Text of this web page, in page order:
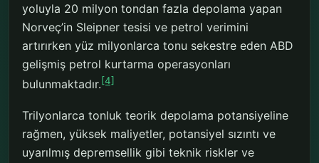
yoluyla 20 milyon tondan fazla depolama yapan
Norveç’in Sleipner tesisi ve petrol verimini
artırırken yüz milyonlarca tonu sekestre eden ABD
gelişmiş petrol kurtarma operasyonları
bulunmaktadır.[4]
Trilyonlarca tonluk teorik depolama potansiyeline
rağmen, yüksek maliyetler, potansiyel sızıntı ve
uyarılmış depremsellik gibi teknik riskler ve